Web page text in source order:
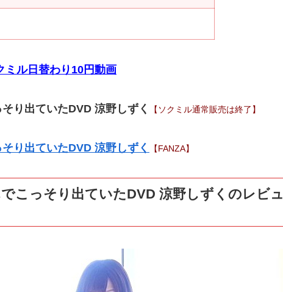
ミル日替わり10円動画
り出ていたDVD 涼野しずく 【ソクミル通常販売は終了】
り出ていたDVD 涼野しずく 【FANZA】
こっそり出ていたDVD 涼野しずくのレビュ